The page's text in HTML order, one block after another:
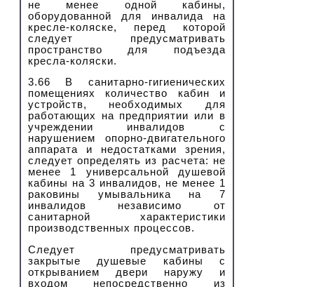
не менее одной кабины,
оборудованной для инвалида на
кресле-коляске, перед которой
следует предусматривать
пространство для подъезда
кресла-коляски.
3.66 В санитарно-гигиенических
помещениях количество кабин и
устройств, необходимых для
работающих на предприятии или в
учреждении инвалидов с
нарушением опорно-двигательного
аппарата и недостатками зрения,
следует определять из расчета: не
менее 1 универсальной душевой
кабины на 3 инвалидов, не менее 1
раковины умывальника на 7
инвалидов независимо от
санитарной характеристики
производственных процессов.
Следует предусматривать
закрытые душевые кабины с
открыванием двери наружу и
входом непосредственно из